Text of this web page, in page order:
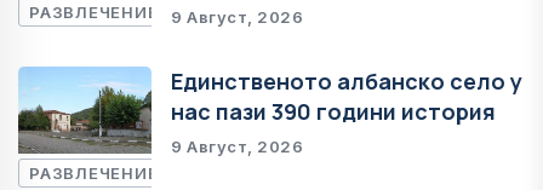
РАЗВЛЕЧЕНИЕ 9 Август, 2026
РАЗВЛЕЧЕНИЕ
Единственото албанско село у
нас пази 390 години история
9 Август, 2026